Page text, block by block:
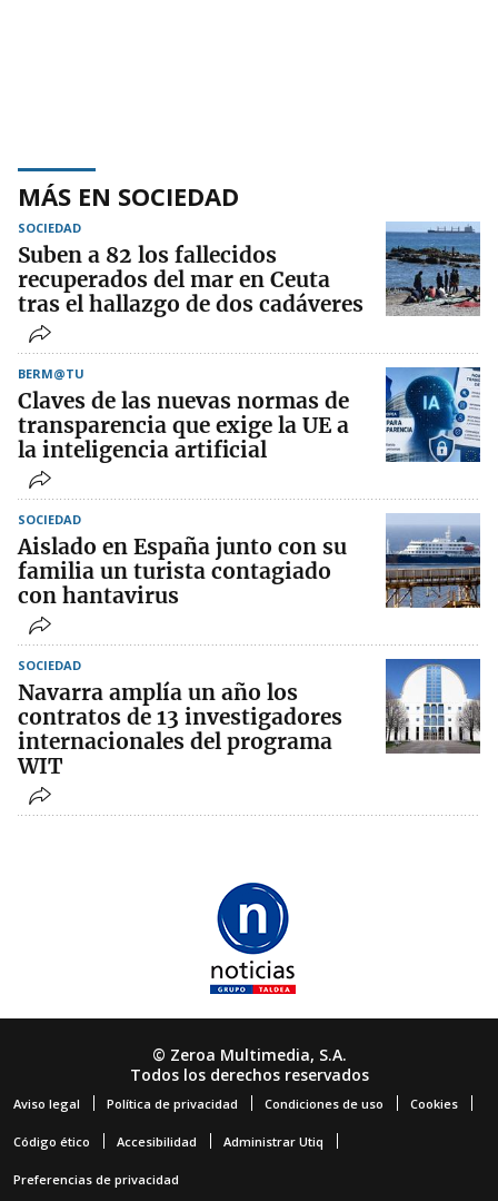
MÁS EN SOCIEDAD
SOCIEDAD
Suben a 82 los fallecidos
recuperados del mar en Ceuta
tras el hallazgo de dos cadáveres
BERM@TU
Claves de las nuevas normas de
transparencia que exige la UE a
la inteligencia artificial
SOCIEDAD
Aislado en España junto con su
familia un turista contagiado
con hantavirus
SOCIEDAD
Navarra amplía un año los
contratos de 13 investigadores
internacionales del programa
WIT
© Zeroa Multimedia, S.A.
Todos los derechos reservados
Aviso legal Política de privacidad Condiciones de uso Cookies
Código ético Accesibilidad Administrar Utiq
Preferencias de privacidad